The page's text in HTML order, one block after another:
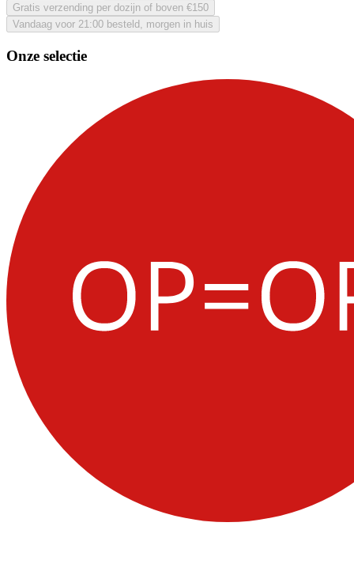
Gratis verzending per dozijn of boven €150
Vandaag voor 21:00 besteld, morgen in huis
Onze selectie